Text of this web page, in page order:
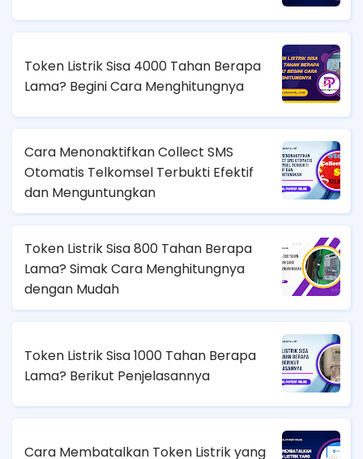
Token Listrik Sisa 4000 Tahan Berapa
Lama? Begini Cara Menghitungnya
Cara Menonaktifkan Collect SMS
Otomatis Telkomsel Terbukti Efektif
dan Menguntungkan
Token Listrik Sisa 800 Tahan Berapa
Lama? Simak Cara Menghitungnya
dengan Mudah
Token Listrik Sisa 1000 Tahan Berapa
Lama? Berikut Penjelasannya
Cara Membatalkan Token Listrik yang